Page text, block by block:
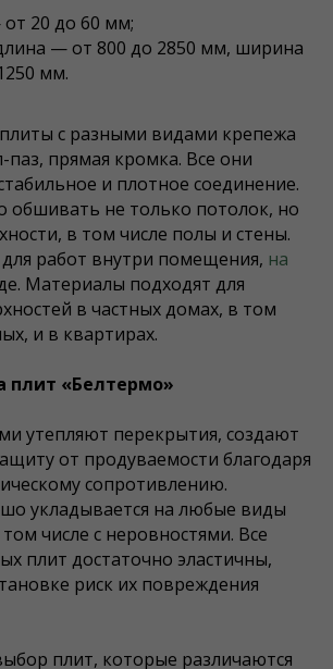
20 до 60 мм;
— от 800 до 2850 мм, ширина
мм.
с разными видами крепежа
прямая кромка. Все они
и плотное соединение.
не только потолок, но
в том числе полы и стены.
работ внутри помещения, на
Материалы подходят для
в частных домах, в том
и в квартирах.
плит «Белтермо»
утепляют перекрытия, создают
от продуваемости благодаря
сопротивлению.
укладывается на любые виды
числе с неровностями. Все
плит достаточно эластичны,
риск их повреждения
плит, которые различаются